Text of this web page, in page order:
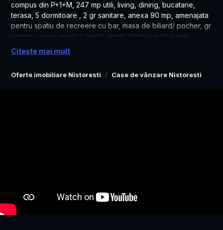
Oferte imobiliare Nistoresti Case de vânzare Nistoresti
compus din P+1+M, 247 mp utili, living, dining, bucatarie,
terasa, 5 dormitoare , 2 gr sanitare, anexa 90 mp, amenajata
pentru spatiu de recreere cu bar, masa de biliard/ pocher, gr
sanitar, sauna uscata/umeda, spatiu tehnic unde gasim
centrala pe lemne sau peleti, hidrofor, bazin apa si pe
acoperis panouri solare pentru apa calda.
amenajata cu alei din beton si piatra.
Vizionarea se face doar în baza semnarii unui acord de
vizionare conform codului civil, art 2.096-2.102. Va multumim
Citește mai mult